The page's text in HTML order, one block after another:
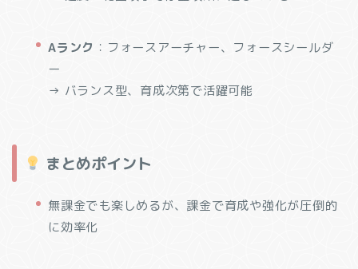
Aランク ：フォースアーチャー、フォースシールダ
ー
→ バランス型、育成次第で活躍可能
まとめポイント
無課金でも楽しめるが、課金で育成や強化が圧倒的
に効率化